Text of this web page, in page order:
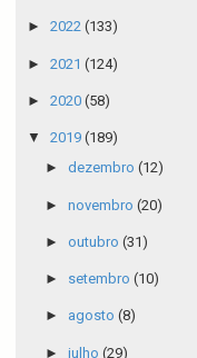
► 2022 (133)
► 2021 (124)
► 2020 (58)
▼ 2019 (189)
► dezembro (12)
► novembro (20)
► outubro (31)
► setembro (10)
► agosto (8)
► julho (29)